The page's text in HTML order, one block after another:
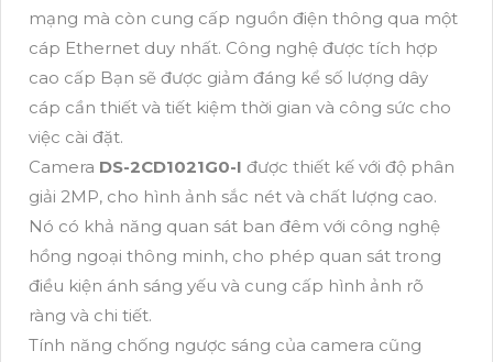
mạng mà còn cung cấp nguồn điện thông qua một
cáp Ethernet duy nhất. Công nghệ được tích hợp
cao cấp Bạn sẽ được giảm đáng kể số lượng dây
cáp cần thiết và tiết kiệm thời gian và công sức cho
việc cài đặt.
Camera DS-2CD1021G0-I được thiết kế với độ phân
giải 2MP, cho hình ảnh sắc nét và chất lượng cao.
Nó có khả năng quan sát ban đêm với công nghệ
hồng ngoại thông minh, cho phép quan sát trong
điều kiện ánh sáng yếu và cung cấp hình ảnh rõ
ràng và chi tiết.
Tính năng chống ngược sáng của camera cũng